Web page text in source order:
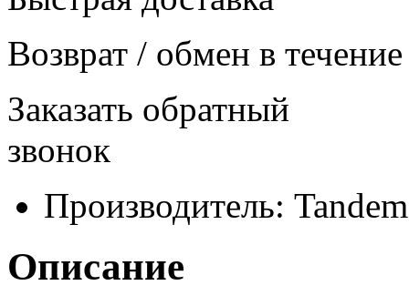
Возврат / обмен в
Заказать обратный
звонок
Производитель:
Описание